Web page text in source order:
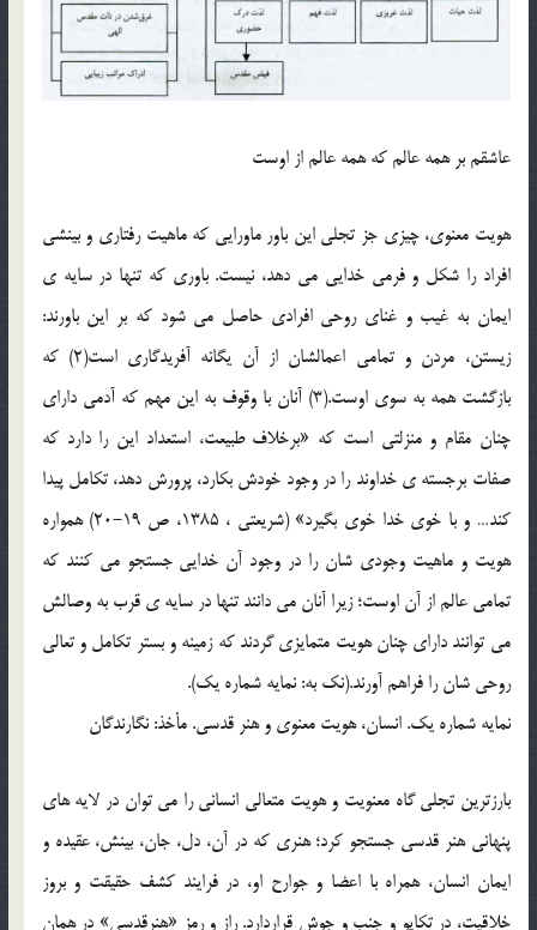
عاشقم بر همه عالم که همه عالم از اوست
هویت معنوی، چیزی جز تجلی این باور ماورایی که ماهیت رفتاری و بینشی
افراد را شکل و فرمی خدایی می دهد، نیست. باوری که تنها در سایه ی
ایمان به غیب و غنای روحی افرادی حاصل می شود که بر این باورند:
زیستن، مردن و تمامی اعمالشان از آن یگانه آفریدگاری است(2) که
بازگشت همه به سوی اوست.(3) آنان با وقوف به این مهم که آدمی دارای
چنان مقام و منزلتی است که «برخلاف طبیعت، استعداد این را دارد که
صفات برجسته ی خداوند را در وجود خودش بکارد، پرورش دهد، تکامل پیدا
کند… و با خوی خدا خوی بگیرد» (شریعتی ، 1385، ص 19-20) همواره
هویت و ماهیت وجودی شان را در وجود آن خدایی جستجو می کنند که
تمامی عالم از آن اوست؛ زیرا آنان می دانند تنها در سایه ی قرب به وصالش
می توانند دارای چنان هویت متمایزی گردند که زمینه و بستر تکامل و تعالی
روحی شان را فراهم آورند.(نک به: نمایه شماره یک).
نمایه شماره یک. انسان، هویت معنوی و هنر قدسی. مأخذ: نگارندگان
بارزترین تجلی گاه معنویت و هویت متعالی انسانی را می توان در لایه های
پنهانی هنر قدسی جستجو کرد؛ هنری که در آن، دل، جان، بینش، عقیده و
ایمان انسان، همراه با اعضا و جوارح او، در فرایند کشف حقیقت و بروز
خلاقیت، در تکاپو و جنب و جوش قراردارد. راز و رمز «هنرقدسی» در همان